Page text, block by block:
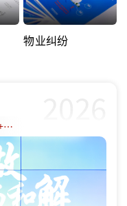
物业纠纷
已帮助 20000+个家庭 获得36.58亿+赔偿款